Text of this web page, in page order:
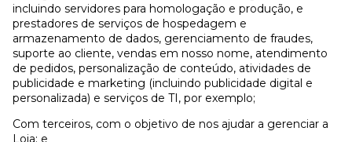
incluindo servidores para homologação e produção, e
prestadores de serviços de hospedagem e
armazenamento de dados, gerenciamento de fraudes,
suporte ao cliente, vendas em nosso nome, atendimento
de pedidos, personalização de conteúdo, atividades de
publicidade e marketing (incluindo publicidade digital e
personalizada) e serviços de TI, por exemplo;
Com terceiros, com o objetivo de nos ajudar a gerenciar a
Loja; e